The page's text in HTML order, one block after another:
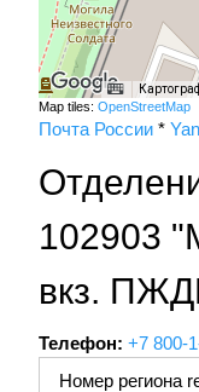
Map tiles: OpenStreetMap
Почта России *
102903
вкз.
Телефон: +7 800-
Номер региона